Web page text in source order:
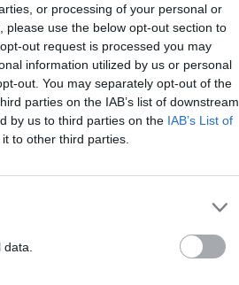
or processing of your personal or
use the below opt-out section to
out request is processed you may
information utilized by us or personal
out. You may separately opt-out of the
parties on the IAB’s list of downstream
by us to third parties on the IAB’s List of
to other third parties.